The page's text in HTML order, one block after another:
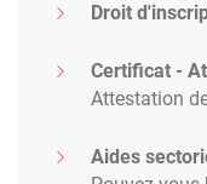
Droit
Certificat -
Attestation
Aides